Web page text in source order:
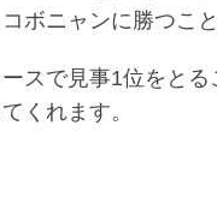
ボニャンに勝つこ
スで見事1位をと
くれます。